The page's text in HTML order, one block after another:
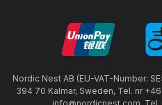
Nordic Nest AB (EU-VAT-Number:
394 70 Kalmar, Sweden, Tel. nr